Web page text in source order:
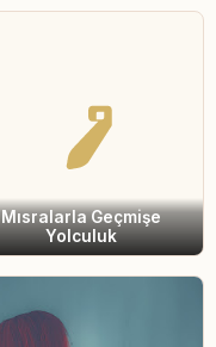
Mısralarla Geçmişe
Yolculuk